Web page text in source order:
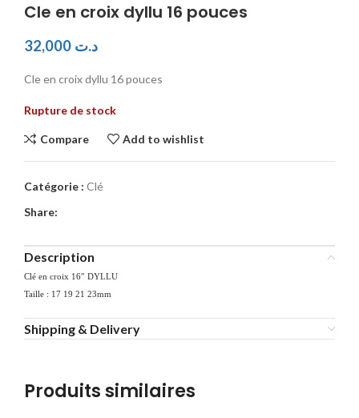
Cle en croix dyllu 16 pouces
د.ت
Cle en croix dyllu 16 pouces
Rupture de stock
Compare Add to wishlist
Catégorie : Clé
Share:
Description
Clé en croix 16″ DYLLU
Taille : 17 19 21 23mm
Shipping & Delivery
Produits similaires